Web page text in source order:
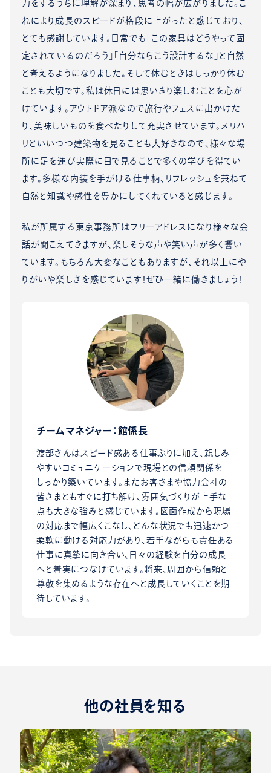
力をするうちに理解が深まり、思考の幅が広がりました。こ
れにより成長のスピードが格段に上がったと感じており、
とても感謝しています。日常でも「この家具はどうやって固
定されているのだろう」「自分ならこう設計するな」と自然
と考えるようになりました。そして休むときはしっかり休む
ことも大切です。私は休日には思いきり楽しむことを心が
けています。アウトドア派なので旅行やフェスに出かけた
り、美味しいものを食べたりして充実させています。メリハ
リといいつつ建築物を見ることも大好きなので、様々な場
所に足を運び実際に目で見ることで多くの学びを得てい
ます。多様な内装を手がける仕事柄、リフレッシュを兼ねて
自然と知識や感性を豊かにしてくれていると感じます。
私が所属する東京事務所はフリーアドレスになり様々な会
話が聞こえてきますが、楽しそうな声や笑い声が多く響い
ています。もちろん大変なこともありますが、それ以上にや
りがいや楽しさを感じています！ぜひ一緒に働きましょう！
チームマネジャー：館係長
渡部さんはスピード感ある仕事ぶりに加え、親しみ
やすいコミュニケーションで現場との信頼関係を
しっかり築いています。またお客さまや協力会社の
皆さまともすぐに打ち解け、雰囲気づくりが上手な
点も大きな強みと感じています。図面作成から現場
の対応まで幅広くこなし、どんな状況でも迅速かつ
柔軟に動ける対応力があり、若手ながらも責任ある
仕事に真摯に向き合い、日々の経験を自分の成長
へと着実につなげています。将来、周囲から信頼と
尊敬を集めるような存在へと成長していくことを期
待しています。
他の社員を知る